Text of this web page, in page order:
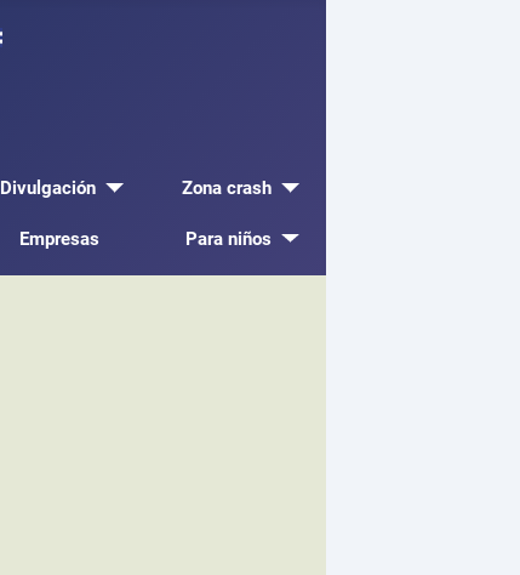
Divulgación Zona crash
Empresas Para niños